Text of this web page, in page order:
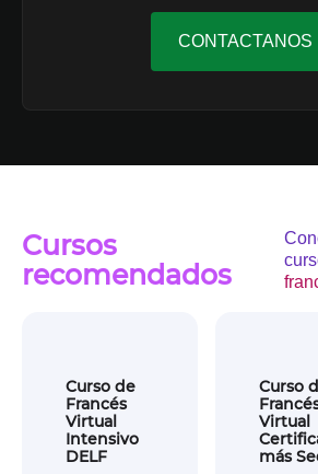
CONTACTANOS
Cursos
recomendados
Curso de
Francés
Virtual
Intensivo
DELF
Curso
Virtual
más